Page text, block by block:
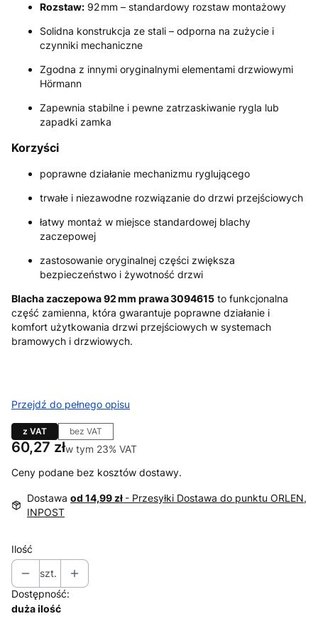
Rozstaw: 92 mm – standardowy rozstaw montażowy
Solidna konstrukcja ze stali – odporna na zużycie i
czynniki mechaniczne
Zgodna z innymi oryginalnymi elementami drzwiowymi
Hörmann
Zapewnia stabilne i pewne zatrzaskiwanie rygla lub
zapadki zamka
Korzyści
poprawne działanie mechanizmu ryglującego
trwałe i niezawodne rozwiązanie do drzwi przejściowych
łatwy montaż w miejsce standardowej blachy
zaczepowej
zastosowanie oryginalnej części zwiększa
bezpieczeństwo i żywotność drzwi
Blacha zaczepowa 92 mm prawa 3094615 to funkcjonalna
część zamienna, która gwarantuje poprawne działanie i
komfort użytkowania drzwi przejściowych w systemach
bramowych i drzwiowych.
Przejdź do pełnego opisu
z VAT bez VAT
Cena
60,27 złw tym 23% VAT
w tym 23% VAT
Ceny podane bez kosztów dostawy.
Dostawa od 14,99 zł - Przesyłki Dostawa do punktu ORLEN,
INPOST
Ilość
szt.
Dostępność:
duża ilość